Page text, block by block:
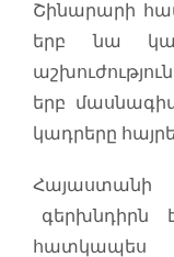
Շինարարի
երբ նա
երբ
կադրերը
Հայաստանի
գերխնդիրն է
հատկապես